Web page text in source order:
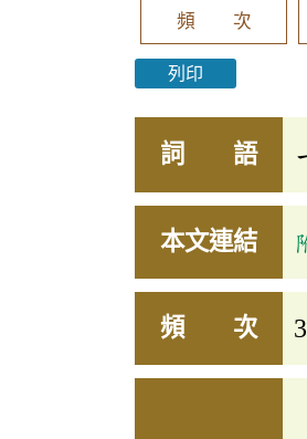
頻 次
列印
詞 語
本文連結
頻 次 3